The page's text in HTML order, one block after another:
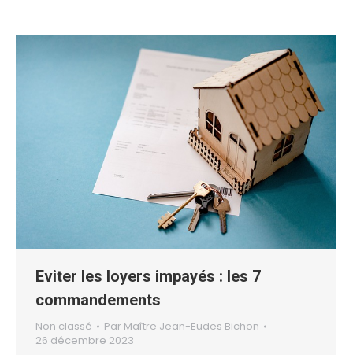
Eviter les loyers impayés : les 7
commandements
Non classé Par Maître Jean-Eudes Bichon
26 décembre 2023